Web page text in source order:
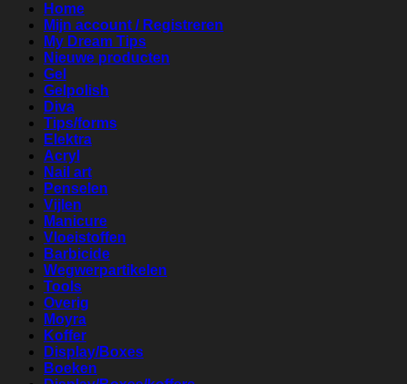
Home
Mijn account / Registreren
My Dream Tips
Nieuwe producten
Gel
Gelpolish
Diva
Tips/forms
Elektra
Acryl
Nail art
Penselen
Vijlen
Manicure
Vloeistoffen
Barbicide
Wegwerpartikelen
Tools
Overig
Moyra
Koffer
Display/Boxes
Boeken